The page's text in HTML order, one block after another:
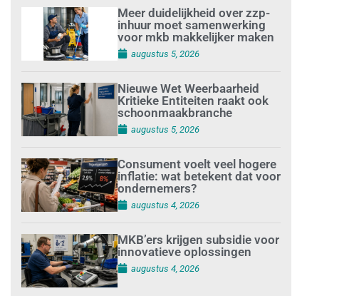
Meer duidelijkheid over zzp-
inhuur moet samenwerking
voor mkb makkelijker maken
augustus 5, 2026
Nieuwe Wet Weerbaarheid
Kritieke Entiteiten raakt ook
schoonmaakbranche
augustus 5, 2026
Consument voelt veel hogere
inflatie: wat betekent dat voor
ondernemers?
augustus 4, 2026
MKB’ers krijgen subsidie voor
innovatieve oplossingen
augustus 4, 2026